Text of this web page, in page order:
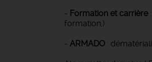
- Formation et carrière:
formation,)
- ARMADO :